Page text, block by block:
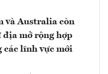
và Australia còn
địa mở rộng hợp
các lĩnh vực mới